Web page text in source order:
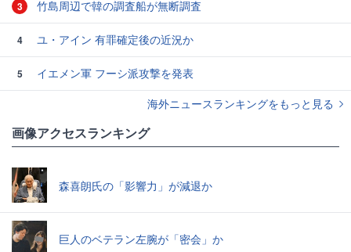
3 竹島周辺で韓の調査船が無断調査
4 ユ・アイン 有罪確定後の近況か
5
イエメン軍 フーシ派攻撃を発表
海外ニュースランキングをもっと見る
画像アクセスランキング
森喜朗氏の「影響力」が減退か
巨人のベテラン左腕が「密会」か